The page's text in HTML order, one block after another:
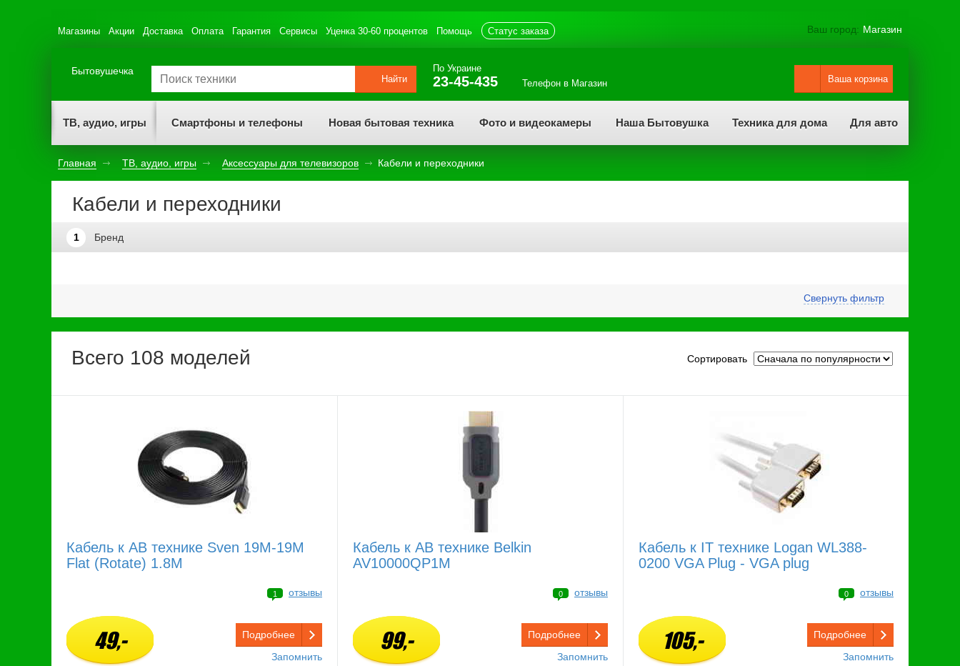
Магазины Акции Доставка Оплата Гарантия Сервисы Уценка 30-60 процентов Помощь статус заказа Ваш город: Магазин
Бытовушечка
Найти
По Украине
23-45-435 Телефон в Магазин Ваша корзина
ТВ, аудио, игры Смартфоны и телефоны Новая бытовая техника Фото и видеокамеры Наша Бытовушка Техника для дома Для авто
Главная ТВ, аудио, игры Аксессуары для телевизоров Кабели и переходники
Кабели и переходники
1 Бренд
Свернуть фильтр
Всего 108 моделей Сортировать
Кабель к АВ технике Sven 19M-19M
Flat (Rotate) 1.8M
1 отзывы
49,-
Подробнее
Запомнить
Кабель к АВ технике Belkin
AV10000QP1M
0 отзывы
99,-
Подробнее
Запомнить
Кабель к IT технике Logan WL388-
0200 VGA Plug - VGA plug
0 отзывы
105,-
Подробнее
Запомнить